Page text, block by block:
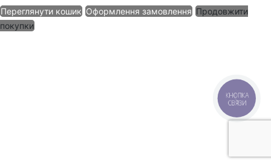
Переглянути кошик Оформлення замовлення Продовжити
покупки
КНОПКА
СВЯЗИ